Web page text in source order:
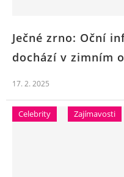
Ječné zrno: Oční
dochází v zimním
17. 2. 2025
Celebrity Zajímavosti